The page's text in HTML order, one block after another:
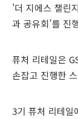
'더 지에스 챌린
과 공유회’를 진
퓨처 리테일은
손잡고 진행한
3기 퓨처 리테